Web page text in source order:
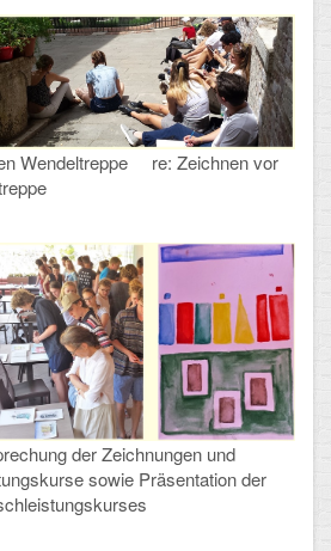
Religion
und Naturwissenschaften
Wendeltreppe re: Zeichnen vor
der Zeichnungen und
sowie Präsentation der